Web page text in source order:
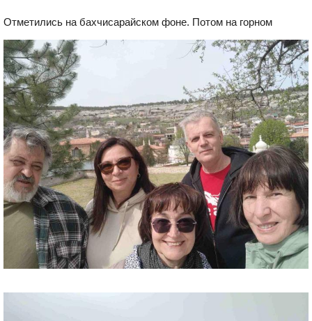
Отметились на бахчисарайском фоне. Потом на горном